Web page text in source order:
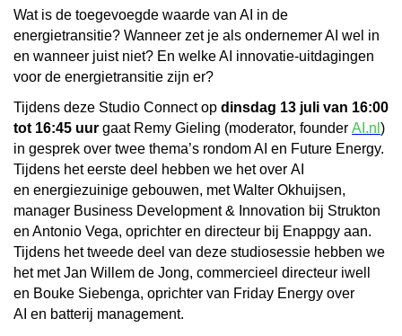
Wat is de toegevoegde waarde van AI in de
energietransitie? Wanneer zet je als ondernemer AI wel in
en wanneer juist niet? En welke AI innovatie-uitdagingen
voor de energietransitie zijn er?
Tijdens deze Studio Connect op dinsdag 13 juli van 16:00
tot 16:45 uur gaat Remy Gieling (moderator, founder AI.nl )
in gesprek over twee thema’s rondom AI en Future Energy.
Tijdens het eerste deel hebben we het over AI
en energiezuinige gebouwen, met Walter Okhuijsen,
manager Business Development & Innovation bij Strukton
en Antonio Vega, oprichter en directeur bij Enappgy aan.
Tijdens het tweede deel van deze studiosessie hebben we
het met Jan Willem de Jong, commercieel directeur iwell
en Bouke Siebenga, oprichter van Friday Energy over
AI en batterij management.